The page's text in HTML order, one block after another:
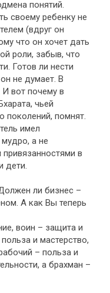
понятий.
своему ребенку не
(вдруг он
что он хочет дать
роли, забыв, что
Готов ли нести
не думает. В
И вот почему в
чьей
поколений, помнят.
имел
а не
в
дети.
ли бизнес –
А как Вы теперь
воин – защита и
и мастерство,
– польза и
а брахман –